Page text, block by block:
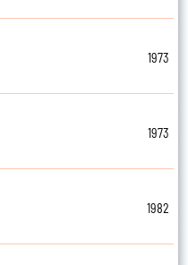
1973
1973
1982